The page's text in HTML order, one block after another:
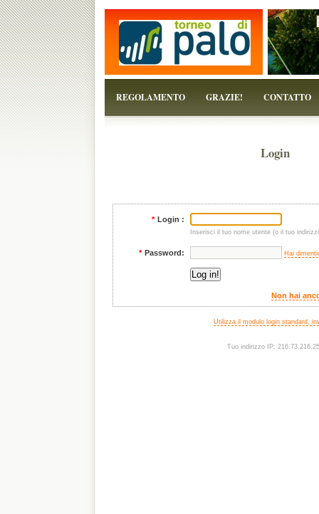
REGOLAMENTO GRAZIE! CONTATTO
Login
* Login :
Inserisci il tuo nome utente (o il tuo
* Password: Hai
Non hai
Utilizza il modulo login standard,
Tuo indirizzo IP: